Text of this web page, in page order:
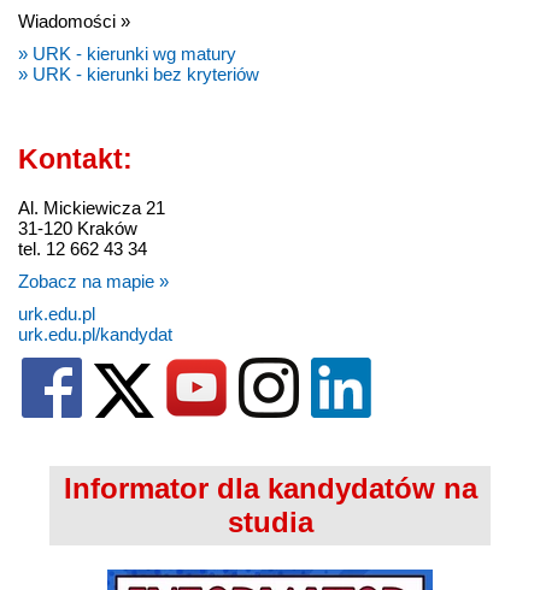
Wiadomości »
» URK - kierunki wg matury
» URK - kierunki bez kryteriów
Kontakt:
Al. Mickiewicza 21
31-120 Kraków
tel. 12 662 43 34
Zobacz na mapie »
urk.edu.pl
urk.edu.pl/kandydat
Informator dla kandydatów na
studia